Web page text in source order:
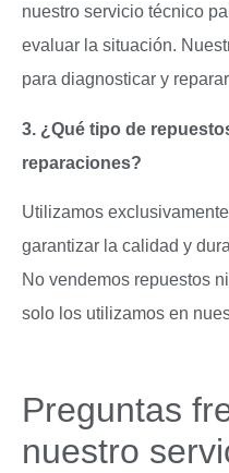
nuestro servicio técnico
evaluar la situación.
para diagnosticar y
3. ¿Qué tipo de
reparaciones?
Utilizamos
garantizar la calidad y
No vendemos repuestos
solo los utilizamos en
Preguntas
nuestro